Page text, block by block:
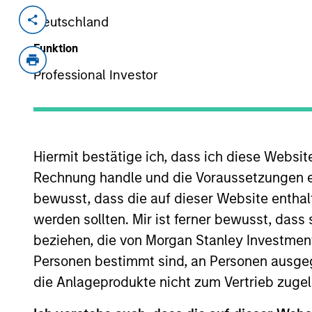
Deutschland
Funktion
Professional Investor
Hiermit bestätige ich, dass ich diese
Rechnung handle und die Voraussetzungen
bewusst, dass die auf dieser Website
werden sollten. Mir ist ferner bewusst,
beziehen, die von Morgan Stanley
Personen bestimmt sind, an Personen
die Anlageprodukte nicht zum Vertrieb
Invested on
Socialware, Inc., based is Austin,
such as LinkedIn, Facebook and
As of July 25, 2025. The above is
resulted in positive performance (for
above are the property of their respective
such owners. By clicking on any links
only as a convenience and the inclusion
monitoring by us of any information
or your use of such site.